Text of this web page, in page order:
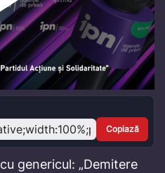
Play
Video
Copiază
genericul: „Demitere